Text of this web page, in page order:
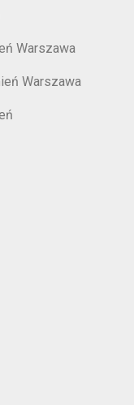
Warszawa
Warszawa